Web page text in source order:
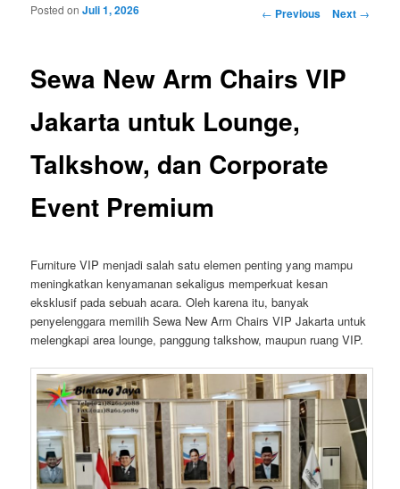
Post navigation
← Previous Next →
Sewa New Arm Chairs VIP
Jakarta untuk Lounge,
Talkshow, dan Corporate
Event Premium
Posted onJuli 1, 2026
Furniture VIP menjadi salah satu elemen penting yang mampu
meningkatkan kenyamanan sekaligus memperkuat kesan
eksklusif pada sebuah acara. Oleh karena itu, banyak
penyelenggara memilih Sewa New Arm Chairs VIP Jakarta untuk
melengkapi area lounge, panggung talkshow, maupun ruang VIP.